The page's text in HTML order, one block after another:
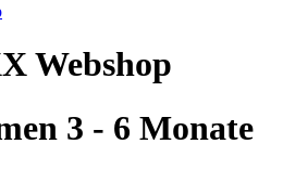
Webshop
3 - 6 Monate